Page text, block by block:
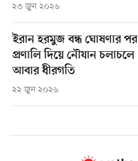
২৩ জুন ২০২৬
ইরান হরমুজ বন্ধ ঘোষণার পর
প্রণালি দিয়ে নৌযান চলাচলে
আবার ধীরগতি
২২ জুন ২০২৬